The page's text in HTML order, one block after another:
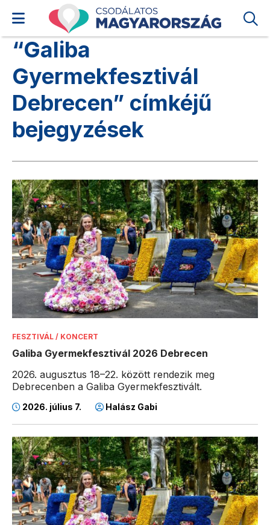
“Galiba
Gyermekfesztivál
Debrecen” címkéjű
bejegyzések
FESZTIVÁL / KONCERT
Galiba Gyermekfesztivál 2026 Debrecen
2026. augusztus 18–22. között rendezik meg
Debrecenben a Galiba Gyermekfesztivált.
2026. július 7. Halász Gabi